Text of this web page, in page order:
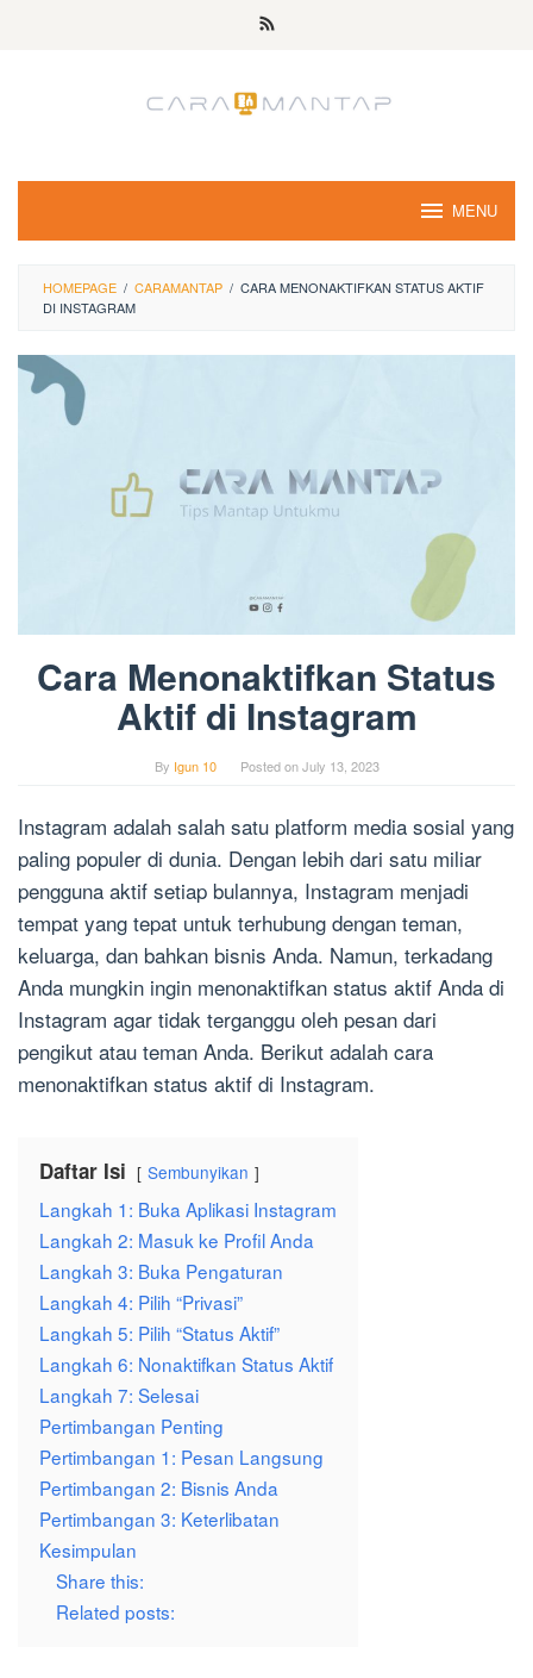
MENU
HOMEPAGE / CARAMANTAP / CARA MENONAKTIFKAN STATUS AKTIF
DI INSTAGRAM
Cara Menonaktifkan Status
Aktif di Instagram
By Igun 10 Posted onJuly 13, 2023
Instagram adalah salah satu platform media sosial yang
paling populer di dunia. Dengan lebih dari satu miliar
pengguna aktif setiap bulannya, Instagram menjadi
tempat yang tepat untuk terhubung dengan teman,
keluarga, dan bahkan bisnis Anda. Namun, terkadang
Anda mungkin ingin menonaktifkan status aktif Anda di
Instagram agar tidak terganggu oleh pesan dari
pengikut atau teman Anda. Berikut adalah cara
menonaktifkan status aktif di Instagram.
Daftar Isi Sembunyikan
Langkah 1: Buka Aplikasi Instagram
Langkah 2: Masuk ke Profil Anda
Langkah 3: Buka Pengaturan
Langkah 4: Pilih “Privasi”
Langkah 5: Pilih “Status Aktif”
Langkah 6: Nonaktifkan Status Aktif
Langkah 7: Selesai
Pertimbangan Penting
Pertimbangan 1: Pesan Langsung
Pertimbangan 2: Bisnis Anda
Pertimbangan 3: Keterlibatan
Kesimpulan
Share this:
Related posts: